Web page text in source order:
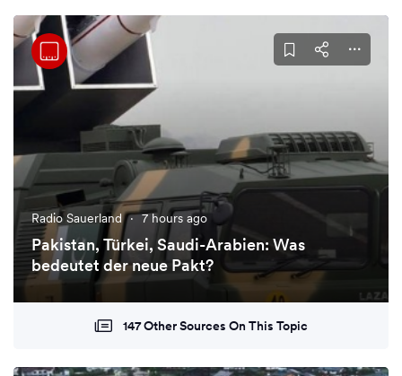
Radio Sauerland · 7 hours ago
Pakistan, Türkei, Saudi-Arabien: Was
bedeutet der neue Pakt?
147 Other Sources On This Topic